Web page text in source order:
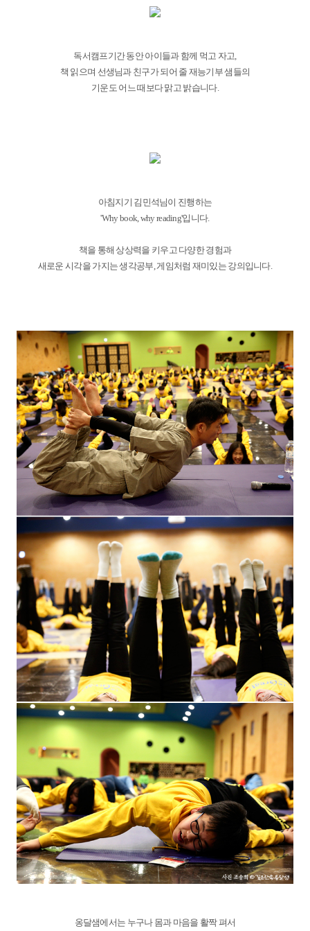
독서캠프기간 동안 아이들과 함께 먹고 자고,
책 읽으며 선생님과 친구가 되어 줄 재능기부 샘들의
기운도 어느 때보다 맑고 밝습니다.
아침지기 김민석님이 진행하는
'Why book, why reading'입니다.
책을 통해 상상력을 키우고 다양한 경험과
새로운 시각을 가지는 생각공부, 게임처럼 재미있는 강의입니다.
옹달샘에서는 누구나 몸과 마음을 활짝 펴서